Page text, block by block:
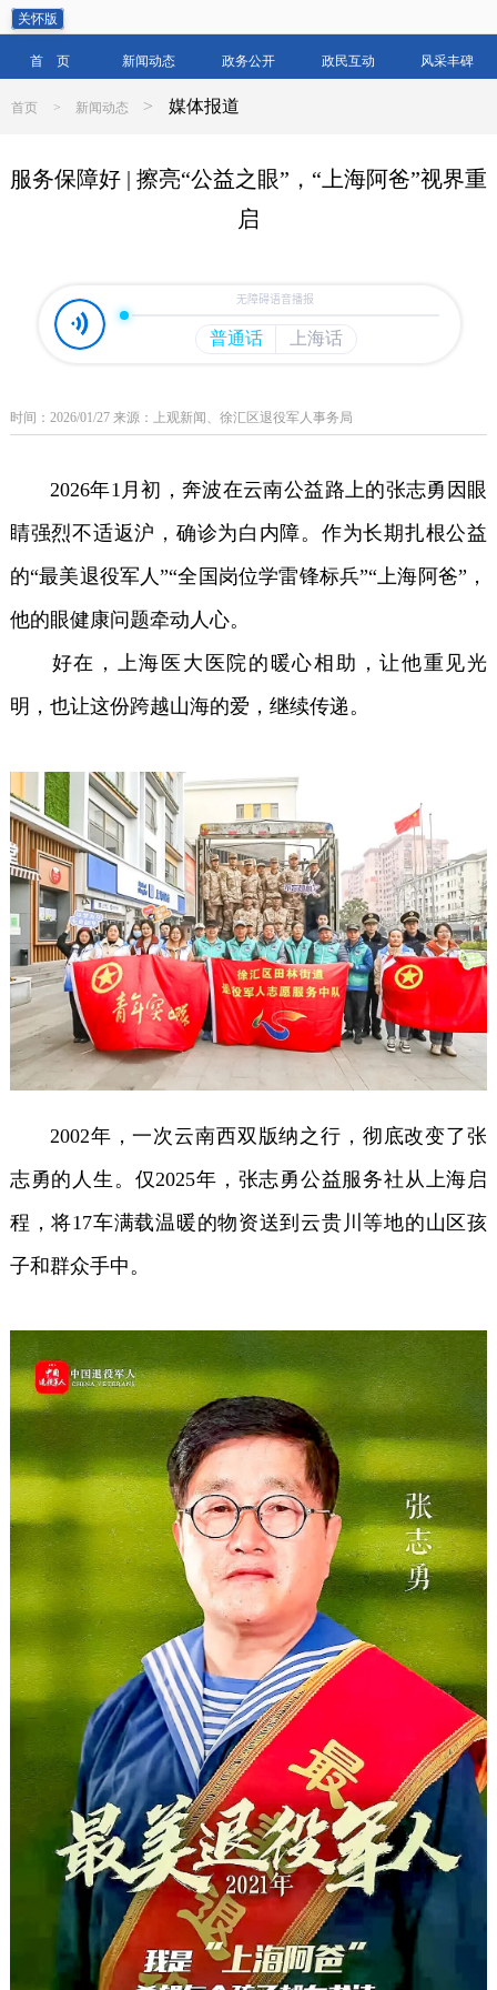
关怀版
首 页 新闻动态 政务公开 政民互动 风采丰碑
首页 > 新闻动态 > 媒体报道
服务保障好 | 擦亮“公益之眼”，“上海阿爸”视界重
启
时间：2026/01/27 来源：上观新闻、徐汇区退役军人事务局
2026年1月初，奔波在云南公益路上的张志勇因眼
睛强烈不适返沪，确诊为白内障。作为长期扎根公益
的“最美退役军人”“全国岗位学雷锋标兵”“上海阿爸”，
他的眼健康问题牵动人心。
好在，上海医大医院的暖心相助，让他重见光
明，也让这份跨越山海的爱，继续传递。
2002年，一次云南西双版纳之行，彻底改变了张
志勇的人生。仅2025年，张志勇公益服务社从上海启
程，将17车满载温暖的物资送到云贵川等地的山区孩
子和群众手中。